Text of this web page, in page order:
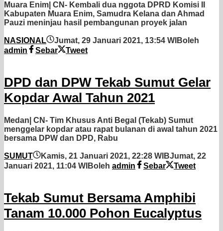
Muara Enim| CN- Kembali dua nggota DPRD Komisi II
Kabupaten Muara Enim, Samudra Kelana dan Ahmad
Pauzi meninjau hasil pembangunan proyek jalan
NASIONAL Jumat, 29 Januari 2021, 13:54 WIBoleh
admin
Sebar Tweet
DPD dan DPW Tekab Sumut Gelar
Kopdar Awal Tahun 2021
Medan| CN- Tim Khusus Anti Begal (Tekab) Sumut
menggelar kopdar atau rapat bulanan di awal tahun 2021
bersama DPW dan DPD, Rabu
SUMUT Kamis, 21 Januari 2021, 22:28 WIBJumat, 22
Januari 2021, 11:04 WIBoleh admin Sebar Tweet
Tekab Sumut Bersama Amphibi
Tanam 10.000 Pohon Eucalyptus